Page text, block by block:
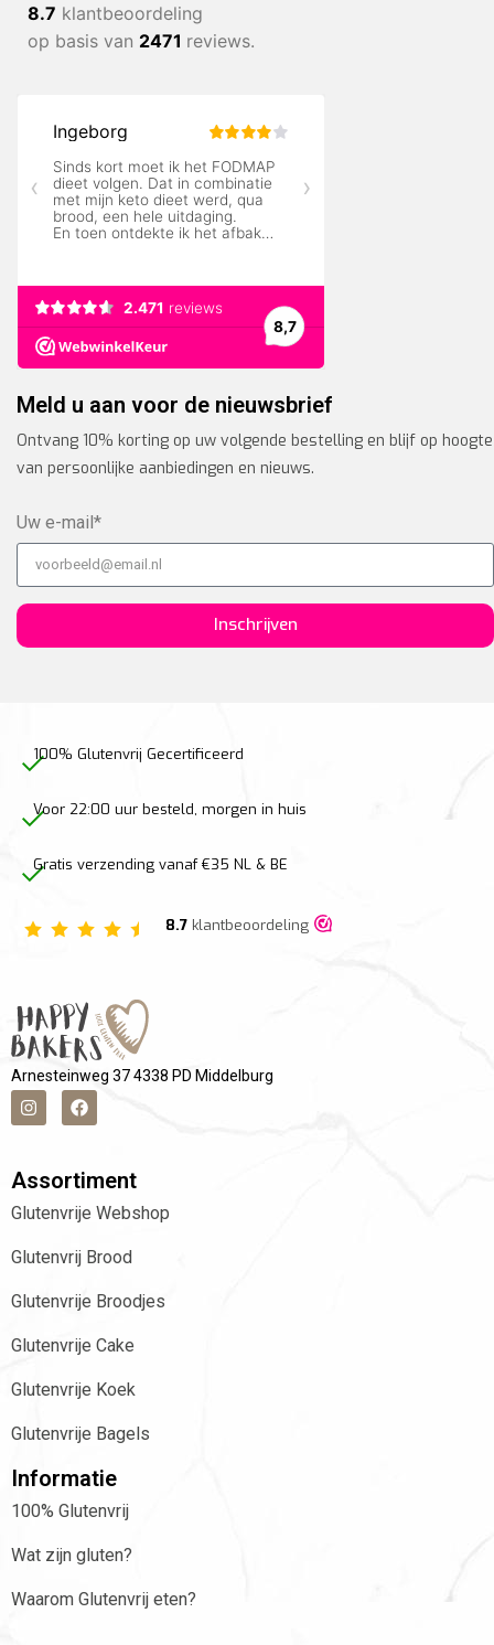
8.7 klantbeoordeling
op basis van 2471 reviews.
Meld u aan voor de nieuwsbrief
Ontvang 10% korting op uw volgende bestelling en blijf op hoogte
van persoonlijke aanbiedingen en nieuws.
Uw e-mail*
Inschrijven
100% Glutenvrij Gecertificeerd
Voor 22:00 uur besteld, morgen in huis
Gratis verzending vanaf €35 NL & BE
8.7 klantbeoordeling
Arnesteinweg 37 4338 PD Middelburg
Assortiment
Glutenvrije Webshop
Glutenvrij Brood
Glutenvrije Broodjes
Glutenvrije Cake
Glutenvrije Koek
Glutenvrije Bagels
Informatie
100% Glutenvrij
Wat zijn gluten?
Waarom Glutenvrij eten?